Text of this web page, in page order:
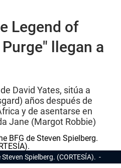
Legend of
llegan a
David Yates, sitúa a
años después de
y de asentarse en
Jane (Margot Robbie)
Spielberg. (CORTESÍA).